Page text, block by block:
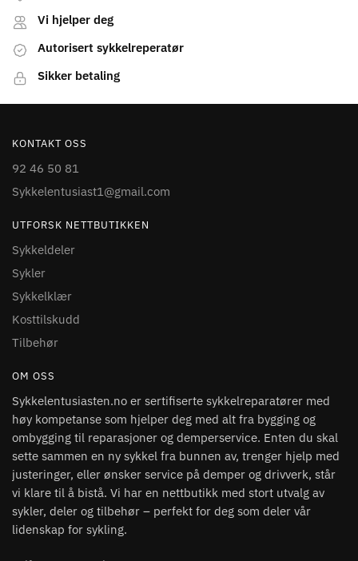
Vi hjelper deg
Autorisert sykkelreperatør
Sikker betaling
KONTAKT OSS
92 46 50 81
Sykkelentusiast1@gmail.com
UTFORSK NETTBUTIKKEN
Sykkeldeler
Sykler
Sykkelklær
Kosttilskudd
Tilbehør
OM OSS
Sykkelentusiasten.no er sertifiserte sykkelreparatører med
høy kompetanse som hjelper deg med alt fra bygging og
ombygging til reparasjoner og demperservice. Enten du skal
sette sammen en ny sykkel fra bunnen av, trenger hjelp med
justeringer, eller ønsker service på demper og drivverk, står
vi klare til å bistå. Vi har en nettbutikk med stort utvalg av
sykler, deler og tilbehør – perfekt for deg som deler vår
lidenskap for sykling.